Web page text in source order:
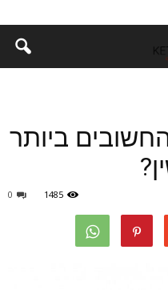
ביותר
0 1485